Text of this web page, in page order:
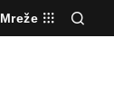
Mreže